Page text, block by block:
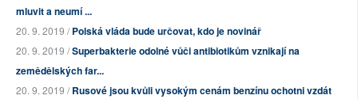
mluvit a neumí ...
20. 9. 2019 /Polská vláda bude určovat, kdo je novinář
20. 9. 2019 /Superbakterie odolné vůči antibiotikům vznikají na
zemědělských far...
20. 9. 2019 /Rusové jsou kvůli vysokým cenám benzínu ochotni vzdát